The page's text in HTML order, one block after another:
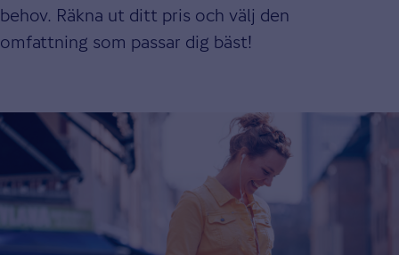
behov. Räkna ut ditt pris och välj den
omfattning som passar dig bäst!